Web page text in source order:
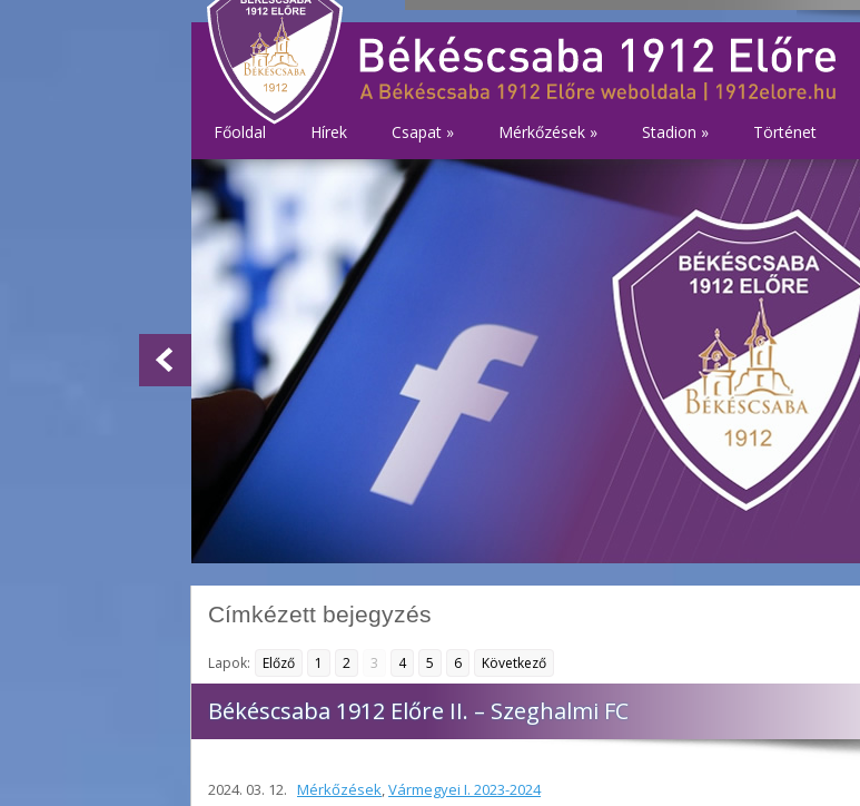
Főoldal Hírek Csapat » Mérkőzések » Stadion » Történet
Címkézett bejegyzés
Lapok: Előző 1 2 3 4 5 6 Következő
Békéscsaba 1912 Előre II. – Szeghalmi FC
2024. 03. 12. Mérkőzések,Vármegyei I. 2023-2024